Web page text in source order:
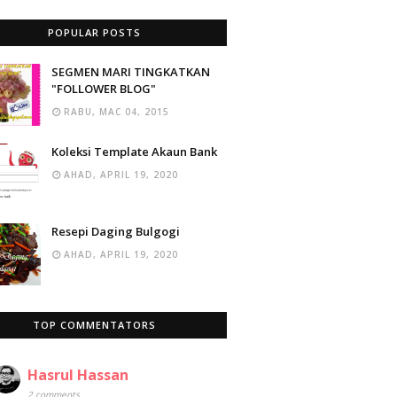
POPULAR POSTS
SEGMEN MARI TINGKATKAN
"FOLLOWER BLOG"
RABU, MAC 04, 2015
Koleksi Template Akaun Bank
AHAD, APRIL 19, 2020
Resepi Daging Bulgogi
AHAD, APRIL 19, 2020
TOP COMMENTATORS
Hasrul Hassan
2 comments